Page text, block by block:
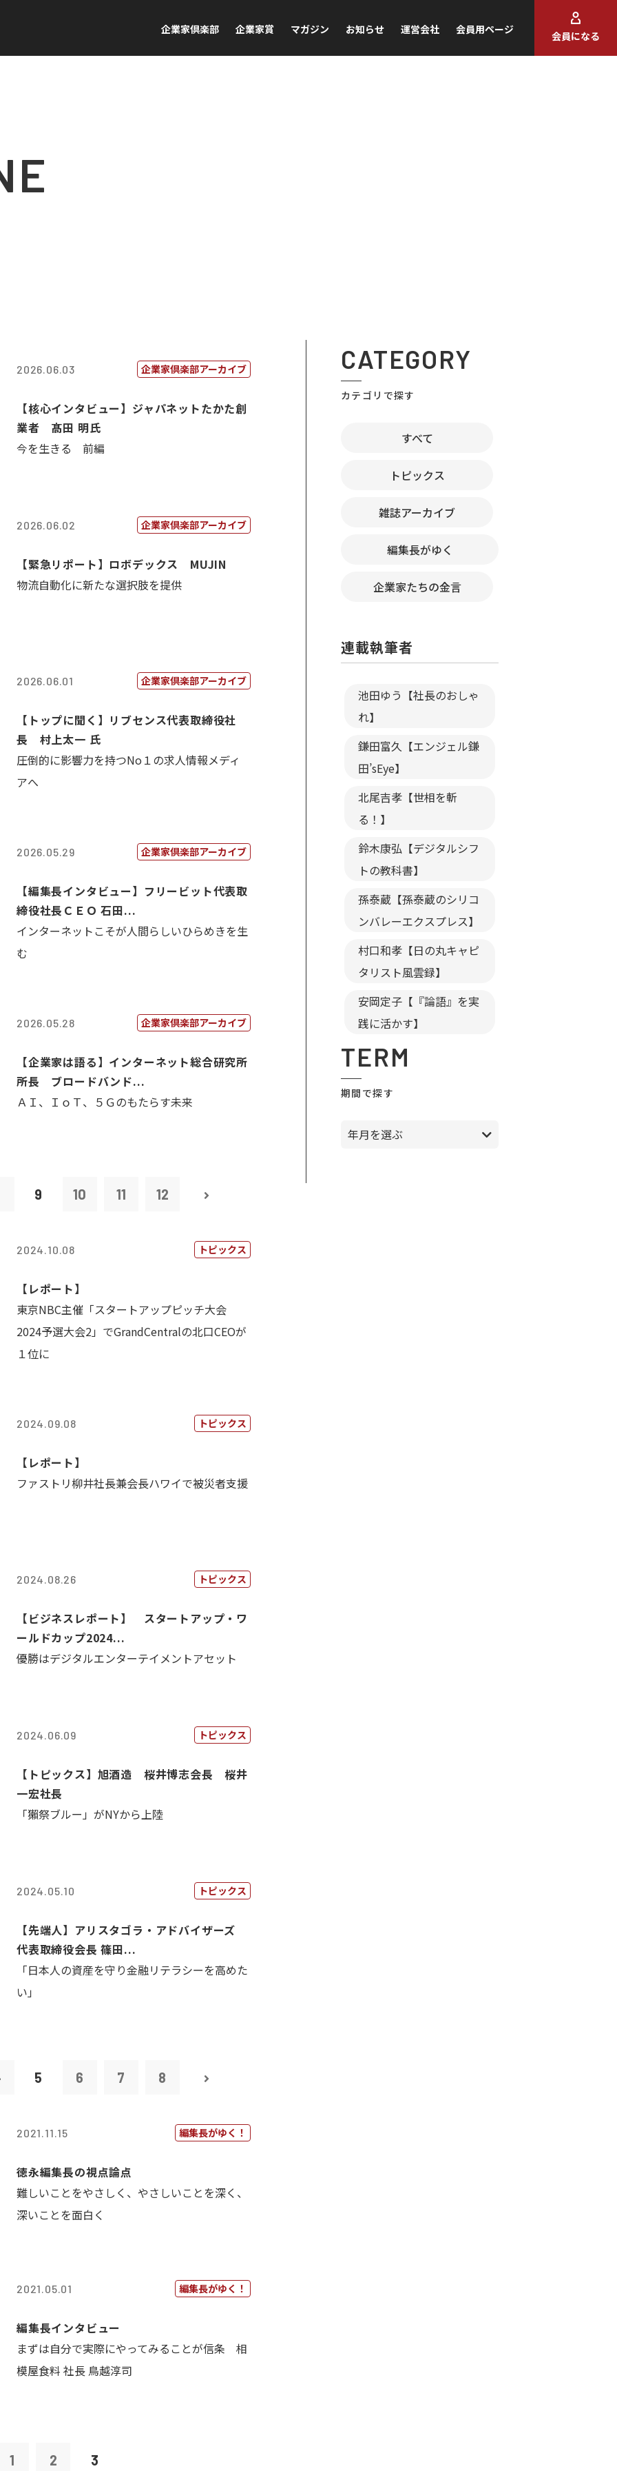
企業家倶楽部 企業家賞 マガジン お知らせ 運営会社 会員用ページ
会員になる
2026.06.03 企業家倶楽部アーカイブ
【核心インタビュー】ジャパネットたかた創
業者 髙田 明氏
今を生きる 前編
2026.06.02 企業家倶楽部アーカイブ
【緊急リポート】ロボデックス MUJIN
物流自動化に新たな選択肢を提供
2026.06.01 企業家倶楽部アーカイブ
【トップに聞く】リブセンス代表取締役社
長 村上太一 氏
圧倒的に影響力を持つNo１の求人情報メディ
アへ
2026.05.29 企業家倶楽部アーカイブ
【編集長インタビュー】フリービット代表取
締役社長ＣＥＯ 石田...
インターネットこそが人間らしいひらめきを生
む
2026.05.28 企業家倶楽部アーカイブ
【企業家は語る】インターネット総合研究所
所長 ブロードバンド...
ＡＩ、ＩｏＴ、５Ｇのもたらす未来
9 10 11 12
2024.10.08 トピックス
【レポート】
東京NBC主催「スタートアップピッチ大会
2024予選大会2」でGrandCentralの北口CEOが
１位に
2024.09.08 トピックス
【レポート】
ファストリ柳井社長兼会長ハワイで被災者支援
2024.08.26 トピックス
【ビジネスレポート】 スタートアップ・ワ
ールドカップ2024...
優勝はデジタルエンターテイメントアセット
2024.06.09 トピックス
【トピックス】旭酒造 桜井博志会長 桜井
一宏社長
「獺祭ブルー」がNYから上陸
2024.05.10 トピックス
【先端人】アリスタゴラ・アドバイザーズ
代表取締役会長 篠田...
「日本人の資産を守り金融リテラシーを高めた
い」
5 6 7 8
2021.11.15 編集長がゆく！
徳永編集長の視点論点
難しいことをやさしく、やさしいことを深く、
深いことを面白く
2021.05.01 編集長がゆく！
編集長インタビュー
まずは自分で実際にやってみることが信条 相
模屋食料 社長 鳥越淳司
1 2 3
CATEGORY
カテゴリで探す
すべて
トピックス
雑誌アーカイブ
編集長がゆく
企業家たちの金言
連載執筆者
池田ゆう【社長のおしゃ
れ】
鎌田富久【エンジェル鎌
田’sEye】
北尾吉孝【世相を斬
る！】
鈴木康弘【デジタルシフ
トの教科書】
孫泰蔵【孫泰蔵のシリコ
ンバレーエクスプレス】
村口和孝【日の丸キャピ
タリスト風雲録】
安岡定子【『論語』を実
践に活かす】
TERM
期間で探す
年月を選ぶ